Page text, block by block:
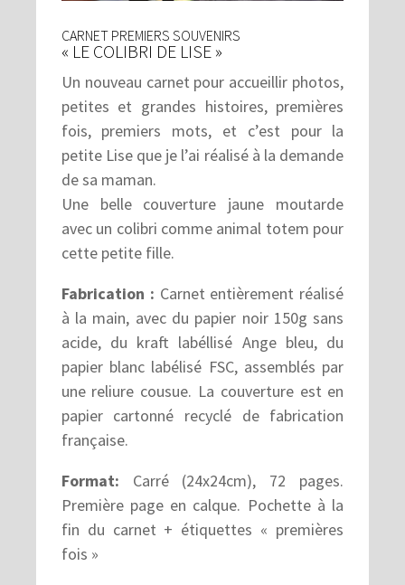
CARNET PREMIERS SOUVENIRS
« LE COLIBRI DE LISE »
Un nouveau carnet pour accueillir photos,
petites et grandes histoires, premières
fois, premiers mots, et c’est pour la
petite Lise que je l’ai réalisé à la demande
de sa maman.
Une belle couverture jaune moutarde
avec un colibri comme animal totem pour
cette petite fille.
Fabrication : Carnet entièrement réalisé
à la main, avec du papier noir 150g sans
acide, du kraft labéllisé Ange bleu, du
papier blanc labélisé FSC, assemblés par
une reliure cousue. La couverture est en
papier cartonné recyclé de fabrication
française.
Format: Carré (24x24cm), 72 pages.
Première page en calque. Pochette à la
fin du carnet + étiquettes « premières
fois »